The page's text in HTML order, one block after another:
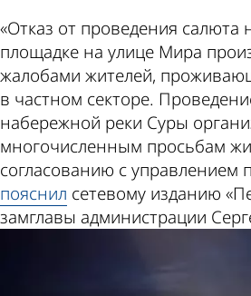
«Отказ от проведения салюта
площадке на улице Мира
жалобами жителей,
в частном секторе.
набережной реки Суры
многочисленным просьбам
согласованию с управлением
пояснил сетевому изданию
замглавы администрации